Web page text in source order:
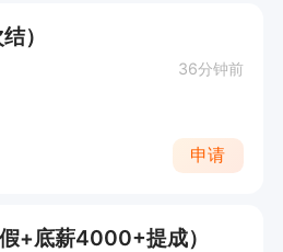
）
36分钟前
申请
+底薪4000+提成）